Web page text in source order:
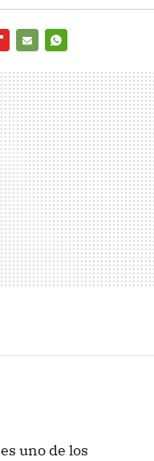
MAIL
es uno de los